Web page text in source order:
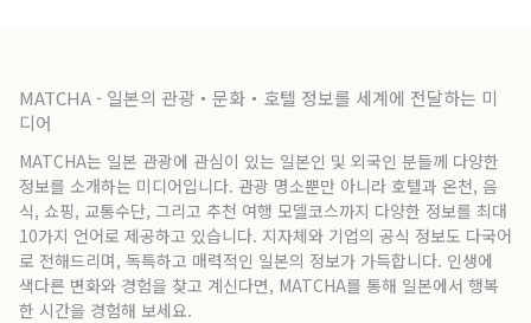
MATCHA - 일본의 관광・문화・호텔 정보를 세계에 전달하는 미
디어
MATCHA는 일본 관광에 관심이 있는 일본인 및 외국인 분들께 다양한
정보를 소개하는 미디어입니다. 관광 명소뿐만 아니라 호텔과 온천, 음
식, 쇼핑, 교통수단, 그리고 추천 여행 모델코스까지 다양한 정보를 최대
10가지 언어로 제공하고 있습니다. 지자체와 기업의 공식 정보도 다국어
로 전해드리며, 독특하고 매력적인 일본의 정보가 가득합니다. 인생에
색다른 변화와 경험을 찾고 계신다면, MATCHA를 통해 일본에서 행복
한 시간을 경험해 보세요.